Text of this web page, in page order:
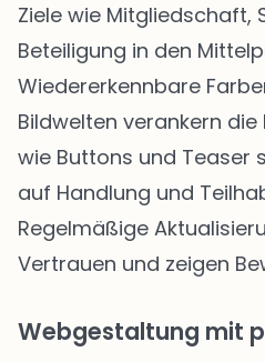
Ziele wie Mitgliedschaft,
Beteiligung in den
Wiedererkennbare
Bildwelten verankern
wie Buttons und Teaser
auf Handlung und
Regelmäßige
Vertrauen und zeigen
Webgestaltung mit